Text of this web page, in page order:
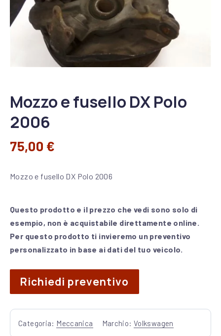
Mozzo e fusello DX Polo
2006
75,00 €
Mozzo e fusello DX Polo 2006
Questo prodotto e il prezzo che vedi sono solo di
esempio, non è acquistabile direttamente online.
Per questo prodotto ti invieremo un preventivo
personalizzato in base ai dati del tuo veicolo.
Richiedi preventivo
Categoria: Meccanica Marchio: Volkswagen